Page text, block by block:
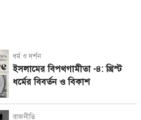
ধর্ম ও দর্শন
ইসলামের বিপথগামীতা -৪: খ্রিস্ট
ধর্মের বিবর্তন ও বিকাশ
রাজনীতি